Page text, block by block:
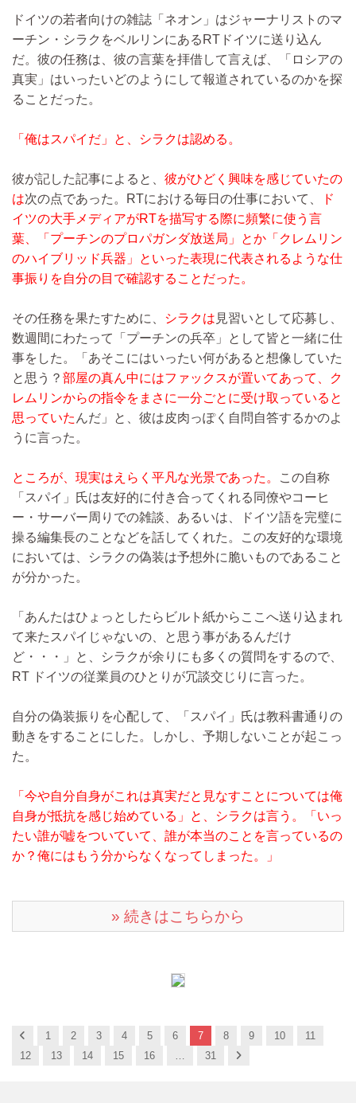
ドイツの若者向けの雑誌「ネオン」はジャーナリストのマ
ーチン・シラクをベルリンにあるRTドイツに送り込ん
だ。彼の任務は、彼の言葉を拝借して言えば、「ロシアの
真実」はいったいどのようにして報道されているのかを探
ることだった。
「俺はスパイだ」と、シラクは認める。
彼が記した記事によると、 彼がひどく興味を感じていたの
は次の点であった。RTにおける毎日の仕事において、
ド
イツの大手メディアがRTを描写する際に頻繁に使う言
葉、「プーチンのプロパガンダ放送局」とか「クレムリン
のハイブリッド兵器」といった表現に代表されるような仕
事振りを自分の目で確認することだった。
その任務を果たすために、 シラクは 見習いとして応募し、
数週間にわたって「プーチンの兵卒」として皆と一緒に仕
事をした。「あそこにはいったい何があると想像していた
と思う？ 部屋の真ん中にはファックスが置いてあって、ク
レムリンからの指令をまさに一分ごとに受け取っていると
思っていた んだ」と、彼は皮肉っぽく自問自答するかのよ
うに言った。
ところが、現実はえらく平凡な光景であった。
この自称
「スパイ」氏は友好的に付き合ってくれる同僚やコーヒ
ー・サーバー周りでの雑談、あるいは、ドイツ語を完璧に
操る編集長のことなどを話してくれた。この友好的な環境
においては、シラクの偽装は予想外に脆いものであること
が分かった。
「あんたはひょっとしたらビルト紙からここへ送り込まれ
て来たスパイじゃないの、と思う事があるんだけ
ど・・・」と、シラクが余りにも多くの質問をするので、
RT ドイツの従業員のひとりが冗談交じりに言った。
自分の偽装振りを心配して、「スパイ」氏は教科書通りの
動きをすることにした。しかし、予期しないことが起こっ
た。
「今や自分自身がこれは真実だと見なすことについては俺
自身が抵抗を感じ始めている」と、シラクは言う。「いっ
たい誰が嘘をついていて、誰が本当のことを言っているの
か？俺にはもう分からなくなってしまった。」
» 続きはこちらから
Previous
1 2 3 4 5 6 7 8 9 10
11
12
13 14 15 16 … 31 Next